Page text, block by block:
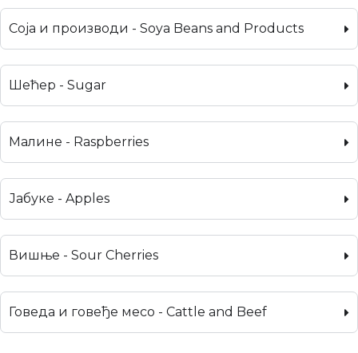
Соја и производи - Soya Beans and Products
Шећер - Sugar
Малине - Raspberries
Јабуке - Apples
Вишње - Sour Cherries
Говеда и говеђе месо - Cattle and Beef